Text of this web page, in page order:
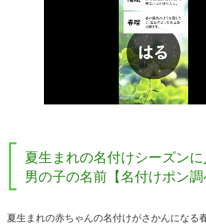
夏生まれの名付けシーズン
男の子の名前【名付けポン調
夏生まれの赤ちゃんの名付けがさかんになる